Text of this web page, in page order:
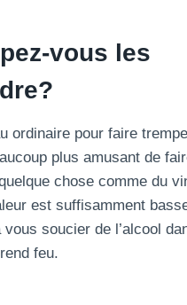
vous les
ordinaire pour faire
plus amusant de
chose comme du
est suffisamment
soucier de l’alcool
feu.